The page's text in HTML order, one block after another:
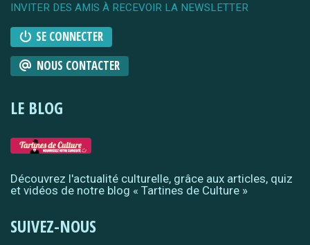
INVITER DES AMIS À RECEVOIR LA NEWSLETTER
SE CONNECTER
NOUS CONTACTER
LE BLOG
Découvrez l'actualité culturelle, grâce aux articles, quiz
et vidéos de notre blog « Tartines de Culture »
SUIVEZ-NOUS